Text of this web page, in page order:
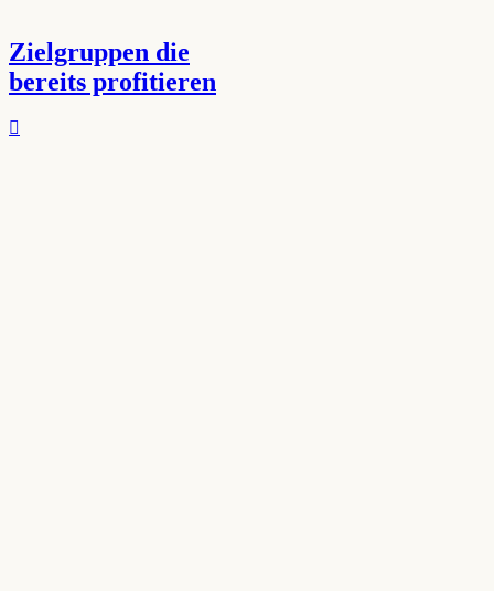
Zielgruppen die
bereits profitieren